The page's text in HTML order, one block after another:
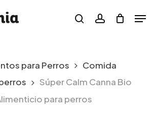
searchaccount
para Perros
Comida
Súper Calm Canna Bio
para perros